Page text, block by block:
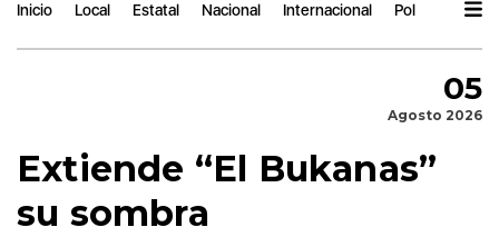
Inicio Local Estatal Nacional Internacional Política
05
Agosto 2026
Extiende “El Bukanas”
su sombra